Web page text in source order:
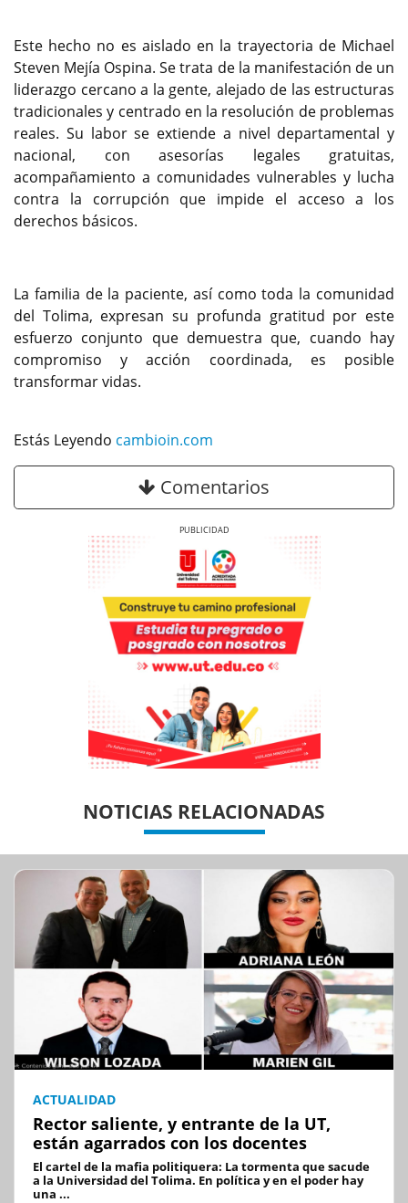
Este hecho no es aislado en la trayectoria de Michael
Steven Mejía Ospina. Se trata de la manifestación de un
liderazgo cercano a la gente, alejado de las estructuras
tradicionales y centrado en la resolución de problemas
reales. Su labor se extiende a nivel departamental y
nacional, con asesorías legales gratuitas,
acompañamiento a comunidades vulnerables y lucha
contra la corrupción que impide el acceso a los
derechos básicos.
La familia de la paciente, así como toda la comunidad
del Tolima, expresan su profunda gratitud por este
esfuerzo conjunto que demuestra que, cuando hay
compromiso y acción coordinada, es posible
transformar vidas.
Estás Leyendo cambioin.com
Comentarios
NOTICIAS RELACIONADAS
ACTUALIDAD
Rector saliente, y entrante de la UT,
están agarrados con los docentes
El cartel de la mafia politiquera: La tormenta que sacude
a la Universidad del Tolima. En política y en el poder hay
una ...